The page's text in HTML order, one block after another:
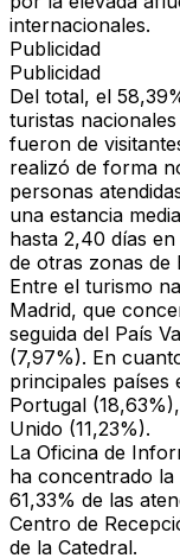
internacionales.
Publicidad
Publicidad
Del total, el
turistas
fueron de
realizó de forma
personas
una estancia
hasta 2,40 días
de otras zonas de
Entre el turismo
Madrid, que
seguida del País
(7,97%). En
principales países
Portugal
Unido (11,23%).
La Oficina de
ha concentrado
61,33% de las
Centro de
de la Catedral.